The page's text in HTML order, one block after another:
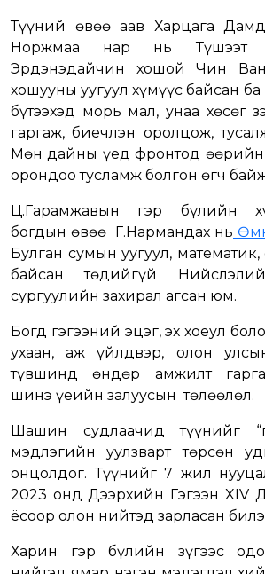
Түүний өвөө аав Харцага
Норжмаа нар нь Түшээт
Эрдэнэдайчин хошой Чин
хошууны уугуул хүмүүс байсан
бүтээхэд морь мал, унаа хөсөг
гаргаж, биечлэн оролцож,
Мөн дайны үед фронтод өөрийн
орондоо тусламж болгон өгч
Ц.Гарамжавын гэр бүлийн
богдын өвөө Г.Нармандах нь
Булган сумын уугуул,
байсан төдийгүй
сургуулийн захирал агсан юм.
Богд гэгээний эцэг, эх хоёул
ухаан, аж үйлдвэр, олон
түвшинд өндөр амжилт
шинэ үеийн залуусын төлөөлөл.
Шашин судлаачид түүнийг
мэдлэгийн уулзварт төрсөн
онцолдог. Түүнийг 7 жил
2023 онд Дээрхийн Гэгээн XIV
ёсоор олон нийтэд зарласан
Харин гэр бүлийн зүгээс